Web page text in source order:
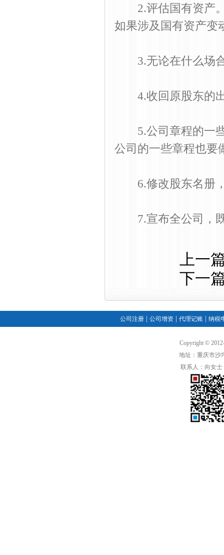
2.评估国有资产。
如果涉及国有资产变
3.无论在什么场合
4.收回原股东的出
5.公司章程的一些
公司的一些章程也要
6.修改股东名册，
7.宣布全公司，既
上一
下一
公司注册 公司增资 代理记账 纳税
Copyright ©
地址：重庆市沙
联系人：向女士